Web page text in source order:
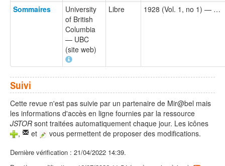
Sommaires
University
of British
Columbia
— UBC
(site web)
Libre 1928 (Vol. 1, no 1) — …
Suivi
Cette revue n'est pas suivie par un partenaire de Mir@bel mais
les informations d'accès en ligne fournies par la ressource
JSTOR sont traitées automatiquement chaque jour. Les icônes
,
et vous permettent de proposer des modifications.
Dernière vérification : 21/04/2022 14:39.